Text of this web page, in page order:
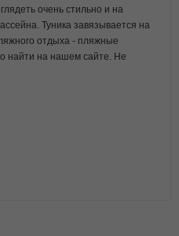
очень стильно и на
Туника завязывается на
отдыха - пляжные
найти на нашем сайте. Не